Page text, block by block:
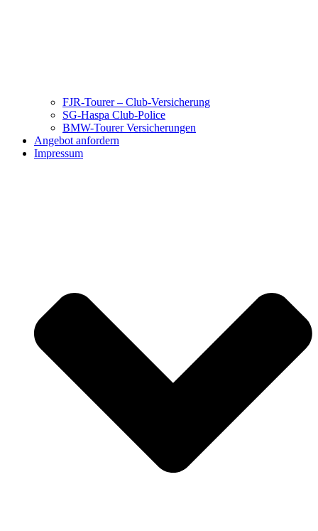
FJR-Tourer – Club-Versicherung
SG-Haspa Club-Police
BMW-Tourer Versicherungen
Angebot anfordern
Impressum